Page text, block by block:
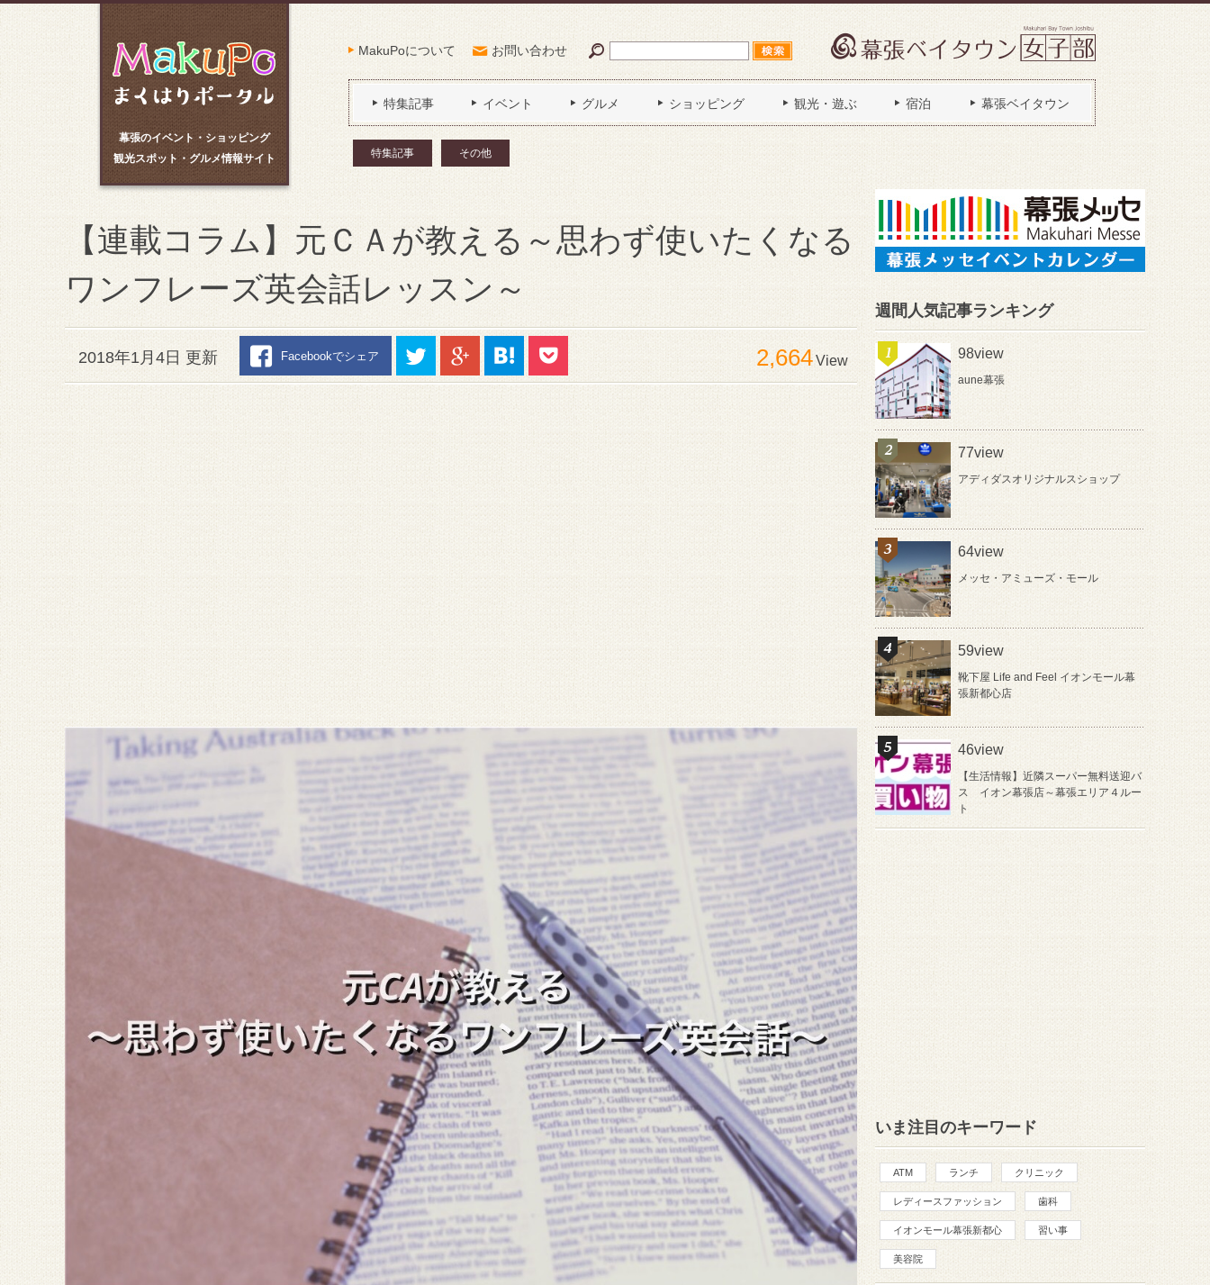
幕張のイベント・ショッピング
観光スポット・グルメ情報サイト
MakuPoについて お問い合わせ
特集記事 イベント グルメ ショッピング 観光・遊ぶ 宿泊 幕張ベイタウン
特集記事 その他
【連載コラム】元ＣＡが教える～思わず使いたくなる
ワンフレーズ英会話レッスン～
2018年1月4日 更新 Facebookでシェア 2,664View
週間人気記事ランキング
98view
aune幕張
77view
アディダスオリジナルスショップ
64view
メッセ・アミューズ・モール
59view
靴下屋 Life and Feel イオンモール幕
張新都心店
46view
【生活情報】近隣スーパー無料送迎バ
ス イオン幕張店～幕張エリア４ルー
ト
いま注目のキーワード
ATM ランチ クリニック
レディースファッション 歯科
イオンモール幕張新都心 習い事
美容院